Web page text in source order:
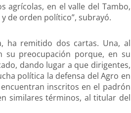
agrícolas, en el valle del Tambo,
de orden político”, subrayó.
ha remitido dos cartas. Una, al
su preocupación porque, en su
dando lugar a que dirigentes,
política la defensa del Agro en
inscritos en el padrón
similares términos, al titular del